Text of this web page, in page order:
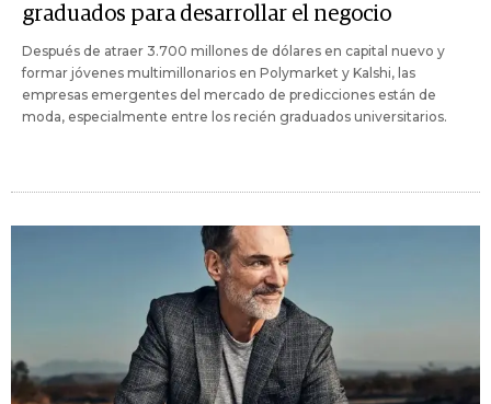
graduados para desarrollar el negocio
Después de atraer 3.700 millones de dólares en capital nuevo y
formar jóvenes multimillonarios en Polymarket y Kalshi, las
empresas emergentes del mercado de predicciones están de
moda, especialmente entre los recién graduados universitarios.